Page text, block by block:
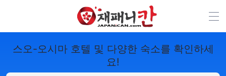
스오-오시마 호텔 및 다양한 숙소를 확인하세
요!